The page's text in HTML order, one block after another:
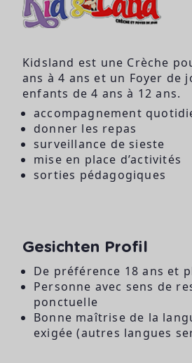
Kidsland est une Crèche
ans à 4 ans et un Foyer de
enfants de 4 ans à 12 ans.
accompagnement
donner les repas
surveillance de sieste
mise en place d’activités
sorties pédagogiques
Gesichten Profil
De préférence 18 ans et
Personne avec sens de
ponctuelle
Bonne maîtrise de la
exigée (autres langues